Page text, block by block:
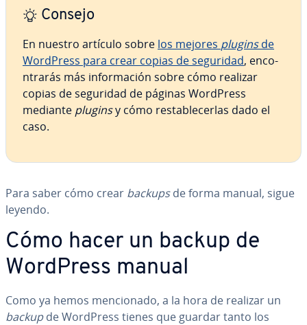
Consejo
En nuestro artículo sobre los mejores pluginsde
WordPress para crear copias de seguridad, en­co­
n­tra­rás más in­fo­r­ma­ción sobre cómo realizar
copias de seguridad de páginas WordPress
mediante pluginsy cómo re­s­ta­ble­ce­r­las dado el
caso.
Para saber cómo crear backupsde forma manual, sigue
leyendo.
Cómo hacer un backup de
WordPress manual
Como ya hemos me­n­cio­na­do, a la hora de realizar un
backupde WordPress tienes que guardar tanto los